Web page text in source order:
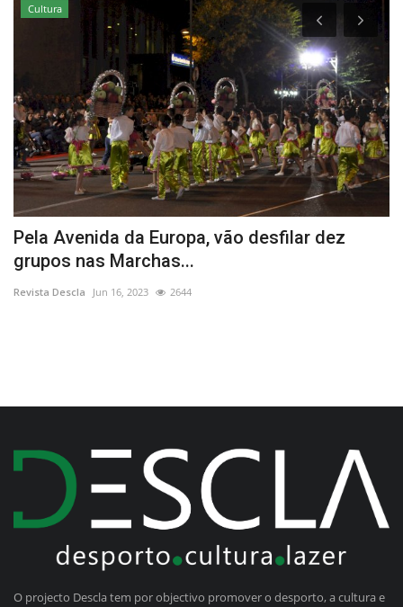
Cultura
Pela Avenida da Europa, vão desfilar dez
grupos nas Marchas...
Revista Descla Jun 16, 2023 2644
O projecto Descla tem por objectivo promover o desporto, a cultura e